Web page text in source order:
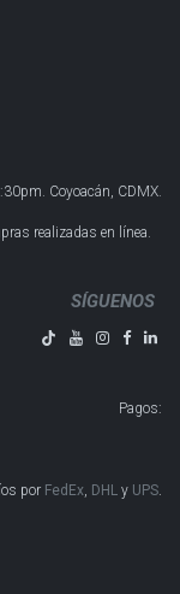
Coyoacán, CDMX.
realizadas en línea.
SÍGUENOS
Pagos:
por FedEx, DHL y UPS​​​​​​.